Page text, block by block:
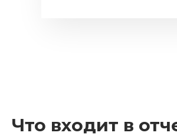
Что входит в